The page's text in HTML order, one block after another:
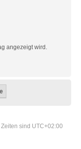
angezeigt wird.
sind UTC+02:00